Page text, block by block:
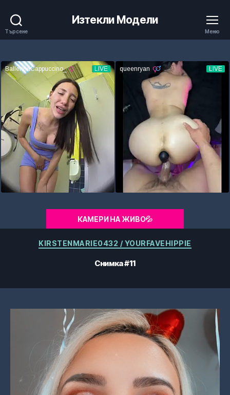
Търсене
Изтекли Модели
Меню
КАМЕРИ НА ЖИВО💦
Категории
KIRSTENMARIE0432 / YOURFAVEHIPPIE
Снимка #11